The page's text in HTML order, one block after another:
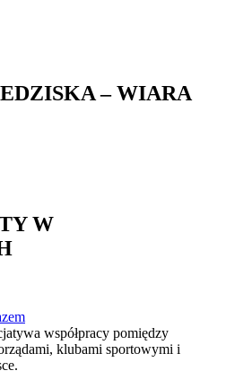
– WIARA
W
współpracy pomiędzy
klubami sportowymi i